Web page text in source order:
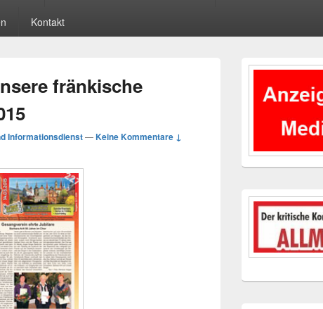
Kontakt
fränkische
Informationsdienst—Keine Kommentare ↓
Primärer
Widgetbereich